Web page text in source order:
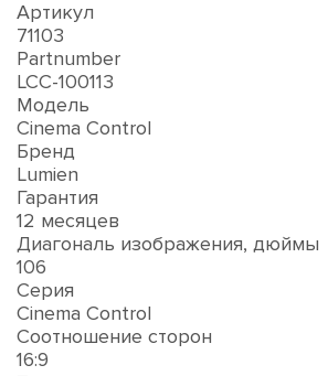
Артикул
71103
Partnumber
LCC-100113
Модель
Cinema Control
Бренд
Lumien
Гарантия
12 месяцев
Диагональ изображения, дюймы
106
Серия
Cinema Control
Соотношение сторон
16:9